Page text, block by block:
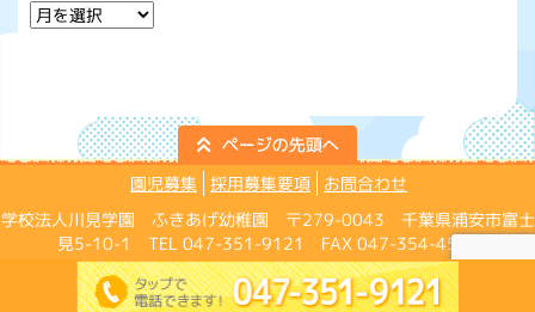
ア
園児募集 採用募集要項
お問合わせ
学校法人川見学園 ふきあげ幼稚園 〒279-0043 千葉県浦安市富士
見5-10-1 TEL 047-351-9121 FAX 047-354-4574
Copyright ©Fukiage Kindergarten